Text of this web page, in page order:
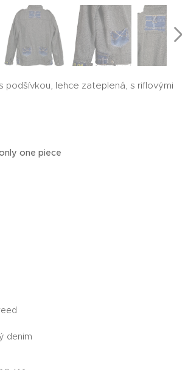
podšívkou, lehce zateplená, s riflovými
one piece
denim